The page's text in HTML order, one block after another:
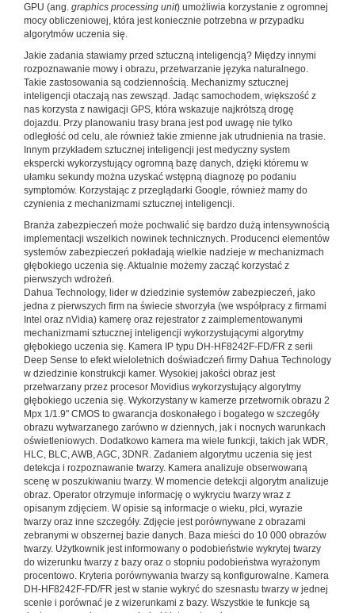
GPU (ang. graphics processing unit) umożliwia korzystanie z ogromnej
mocy obliczeniowej, która jest koniecznie potrzebna w przypadku
algorytmów uczenia się.
Jakie zadania stawiamy przed sztuczną inteligencją? Między innymi
rozpoznawanie mowy i obrazu, przetwarzanie języka naturalnego.
Takie zastosowania są codziennością. Mechanizmy sztucznej
inteligencji otaczają nas zewsząd. Jadąc samochodem, większość z
nas korzysta z nawigacji GPS, która wskazuje najkrótszą drogę
dojazdu. Przy planowaniu trasy brana jest pod uwagę nie tylko
odległość od celu, ale również takie zmienne jak utrudnienia na trasie.
Innym przykładem sztucznej inteligencji jest medyczny system
ekspercki wykorzystujący ogromną bazę danych, dzięki któremu w
ułamku sekundy można uzyskać wstępną diagnozę po podaniu
symptomów. Korzystając z przeglądarki Google, również mamy do
czynienia z mechanizmami sztucznej inteligencji.
Branża zabezpieczeń może pochwalić się bardzo dużą intensywnością
implementacji wszelkich nowinek technicznych. Producenci elementów
systemów zabezpieczeń pokładają wielkie nadzieje w mechanizmach
głębokiego uczenia się. Aktualnie możemy zacząć korzystać z
pierwszych wdrożeń.
Dahua Technology, lider w dziedzinie systemów zabezpieczeń, jako
jedna z pierwszych firm na świecie stworzyła (we współpracy z firmami
Intel oraz nVidia) kamerę oraz rejestrator z zaimplementowanymi
mechanizmami sztucznej inteligencji wykorzystującymi algorytmy
głębokiego uczenia się. Kamera IP typu DH-HF8242F-FD/FR z serii
Deep Sense to efekt wieloletnich doświadczeń firmy Dahua Technology
w dziedzinie konstrukcji kamer. Wysokiej jakości obraz jest
przetwarzany przez procesor Movidius wykorzystujący algorytmy
głębokiego uczenia się. Wykorzystany w kamerze przetwornik obrazu 2
Mpx 1/1.9" CMOS to gwarancja doskonałego i bogatego w szczegóły
obrazu wytwarzanego zarówno w dziennych, jak i nocnych warunkach
oświetleniowych. Dodatkowo kamera ma wiele funkcji, takich jak WDR,
HLC, BLC, AWB, AGC, 3DNR. Zadaniem algorytmu uczenia się jest
detekcja i rozpoznawanie twarzy. Kamera analizuje obserwowaną
scenę w poszukiwaniu twarzy. W momencie detekcji algorytm analizuje
obraz. Operator otrzymuje informację o wykryciu twarzy wraz z
opisanym zdjęciem. W opisie są informacje o wieku, płci, wyrazie
twarzy oraz inne szczegóły. Zdjęcie jest porównywane z obrazami
zebranymi w obszernej bazie danych. Baza mieści do 10 000 obrazów
twarzy. Użytkownik jest informowany o podobieństwie wykrytej twarzy
do wizerunku twarzy z bazy oraz o stopniu podobieństwa wyrażonym
procentowo. Kryteria porównywania twarzy są konfigurowalne. Kamera
DH-HF8242F-FD/FR jest w stanie wykryć do szesnastu twarzy w jednej
scenie i porównać je z wizerunkami z bazy. Wszystkie te funkcje są